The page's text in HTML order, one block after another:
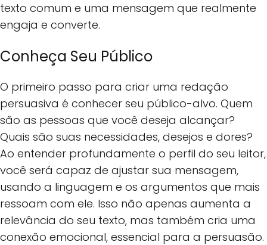
texto comum e uma mensagem que realmente
engaja e converte.
Conheça Seu Público
O primeiro passo para criar uma redação
persuasiva é conhecer seu público-alvo. Quem
são as pessoas que você deseja alcançar?
Quais são suas necessidades, desejos e dores?
Ao entender profundamente o perfil do seu leitor,
você será capaz de ajustar sua mensagem,
usando a linguagem e os argumentos que mais
ressoam com ele. Isso não apenas aumenta a
relevância do seu texto, mas também cria uma
conexão emocional, essencial para a persuasão.